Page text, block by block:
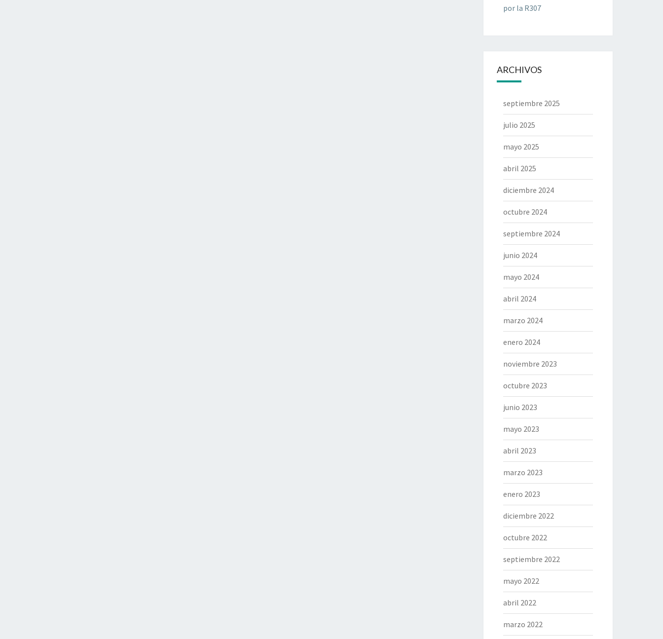
por la R307
ARCHIVOS
septiembre 2025
julio 2025
mayo 2025
abril 2025
diciembre 2024
octubre 2024
septiembre 2024
junio 2024
mayo 2024
abril 2024
marzo 2024
enero 2024
noviembre 2023
octubre 2023
junio 2023
mayo 2023
abril 2023
marzo 2023
enero 2023
diciembre 2022
octubre 2022
septiembre 2022
mayo 2022
abril 2022
marzo 2022